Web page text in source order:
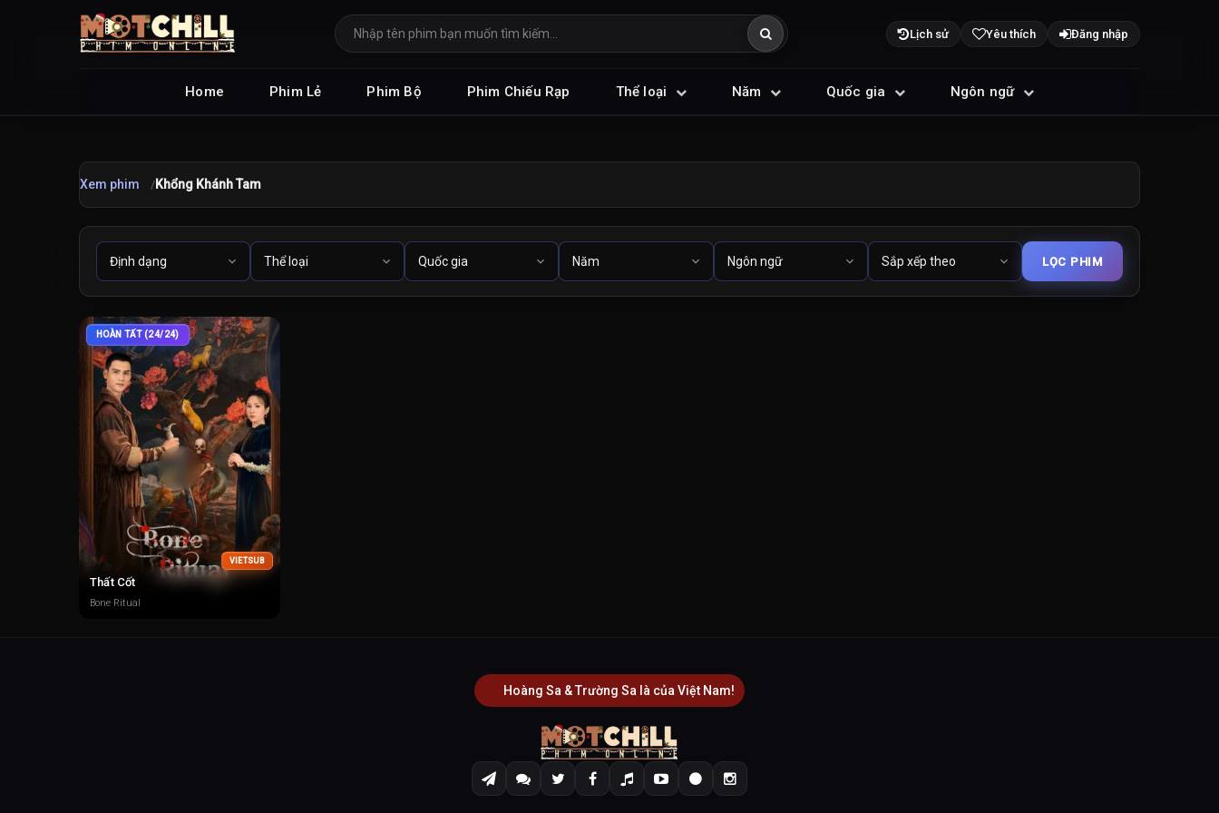
Lịch sử Yêu thích Đăng nhập
Home Phim Lẻ Phim Bộ Phim Chiếu Rạp Thể loại Năm Quốc gia Ngôn ngữ
Xem phim Khổng Khánh Tam
HOÀN TẤT (24/24)
VIETSUB
Thất Cốt
Bone Ritual
Hoàng Sa & Trường Sa là của Việt Nam!